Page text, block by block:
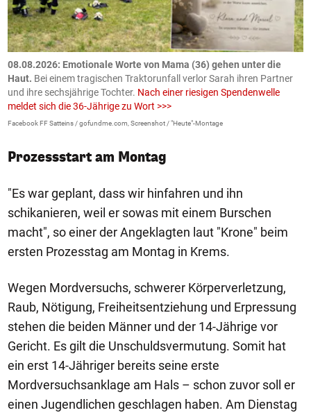
08.08.2026: Emotionale Worte von Mama (36) gehen unter die
Haut. Bei einem tragischen Traktorunfall verlor Sarah ihren Partner
und ihre sechsjährige Tochter. Nach einer riesigen Spendenwelle
meldet sich die 36-Jährige zu Wort >>>
Facebook FF Satteins / gofundme.com, Screenshot / "Heute"-Montage
Prozessstart am Montag
"Es war geplant, dass wir hinfahren und ihn
schikanieren, weil er sowas mit einem Burschen
macht", so einer der Angeklagten laut "Krone" beim
ersten Prozesstag am Montag in Krems.
Wegen Mordversuchs, schwerer Körperverletzung,
Raub, Nötigung, Freiheitsentziehung und Erpressung
stehen die beiden Männer und der 14-Jährige vor
Gericht. Es gilt die Unschuldsvermutung. Somit hat
ein erst 14-Jähriger bereits seine erste
Mordversuchsanklage am Hals – schon zuvor soll er
einen Jugendlichen geschlagen haben. Am Dienstag